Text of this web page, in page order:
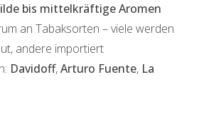
bis mittelkräftige Aromen
an Tabaksorten – viele werden
andere importiert
Davidoff,Arturo Fuente, La